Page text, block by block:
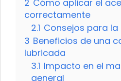
2 Cómo aplicar el
correctamente
2.1 Consejos para
3 Beneficios de una
lubricada
3.1 Impacto en el
general